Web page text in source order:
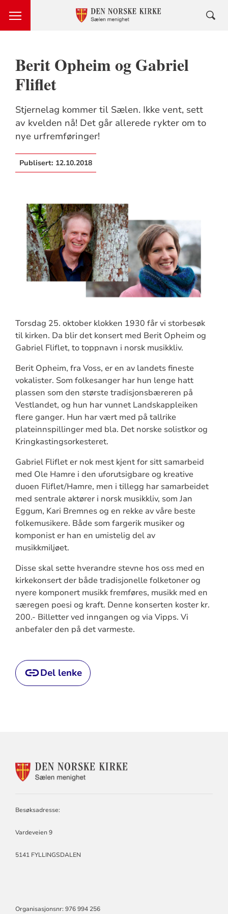
Berit Opheim og Gabriel
Fliflet
Stjernelag kommer til Sælen. Ikke vent, sett
av kvelden nå! Det går allerede rykter om to
nye urfremføringer!
Publisert: 12.10.2018
Torsdag 25. oktober klokken 1930 får vi storbesøk
til kirken. Da blir det konsert med Berit Opheim og
Gabriel Fliflet, to toppnavn i norsk musikkliv.
Berit Opheim, fra Voss, er en av landets fineste
vokalister. Som folkesanger har hun lenge hatt
plassen som den største tradisjonsbæreren på
Vestlandet, og hun har vunnet Landskappleiken
flere ganger. Hun har vært med på tallrike
plateinnspillinger med bla. Det norske solistkor og
Kringkastingsorkesteret.
Gabriel Fliflet er nok mest kjent for sitt samarbeid
med Ole Hamre i den uforutsigbare og kreative
duoen Fliflet/Hamre, men i tillegg har samarbeidet
med sentrale aktører i norsk musikkliv, som Jan
Eggum, Kari Bremnes og en rekke av våre beste
folkemusikere. Både som fargerik musiker og
komponist er han en umistelig del av
musikkmiljøet.
Disse skal sette hverandre stevne hos oss med en
kirkekonsert der både tradisjonelle folketoner og
nyere komponert musikk fremføres, musikk med en
særegen poesi og kraft. Denne konserten koster kr.
200.- Billetter ved inngangen og via Vipps. Vi
anbefaler den på det varmeste.
Del lenke
KONTAKTINFORMASJON
Besøksadresse:
Vardeveien 9
5141 FYLLINGSDALEN
Organisasjonsnr: 976 994 256